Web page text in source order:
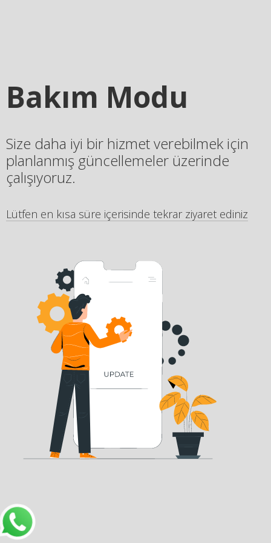
Bakım Modu
Size daha iyi bir hizmet verebilmek için
planlanmış güncellemeler üzerinde
çalışıyoruz.
Lütfen en kısa süre içerisinde tekrar ziyaret ediniz